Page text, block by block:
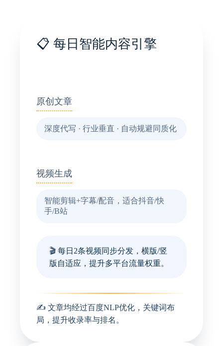
📋 每日智能内容引擎
原创文章
深度代写 · 行业垂直 · 自动规避同质化
视频生成
智能剪辑+字幕/配音，适合抖音/快
手/B站
🎬 每日2条视频同步分发，横版/竖
版自适应，提升多平台流量权重。
✍️ 文章均经过百度NLP优化，关键词布
局，提升收录率与排名。